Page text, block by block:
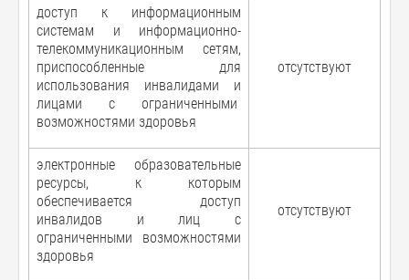
доступ к информационным
системам и информационно-
телекоммуникационным сетям,
приспособленные для
использования инвалидами и
лицами с ограниченными
возможностями здоровья
отсутствуют
электронные образовательные
ресурсы, к которым
обеспечивается доступ
инвалидов и лиц с
ограниченными возможностями
здоровья
отсутствуют